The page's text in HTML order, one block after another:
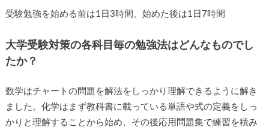
受験勉強を始める前は1日3時間、始めた後は1日7時間
大学受験対策の各科目毎の勉強法はどんなものでし
たか？
数学はチャートの問題を解法をしっかり理解できるように解き
ました。化学はまず教科書に載っている単語や式の定義をしっ
かりと理解することから始め、その後応用問題集で練習を積み